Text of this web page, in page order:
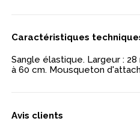
Caractéristiques
Sangle élastique. Largeur :
à 60 cm. Mousqueton
Avis clients